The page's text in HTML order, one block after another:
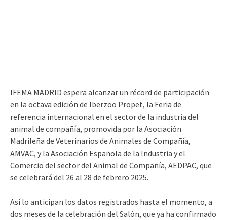
IFEMA MADRID espera alcanzar un récord de participación
en la octava edición de Iberzoo Propet, la Feria de
referencia internacional en el sector de la industria del
animal de compañía, promovida por la Asociación
Madrileña de Veterinarios de Animales de Compañía,
AMVAC, y la Asociación Española de la Industria y el
Comercio del sector del Animal de Compañía, AEDPAC, que
se celebrará del 26 al 28 de febrero 2025.
Así lo anticipan los datos registrados hasta el momento, a
dos meses de la celebración del Salón, que ya ha confirmado